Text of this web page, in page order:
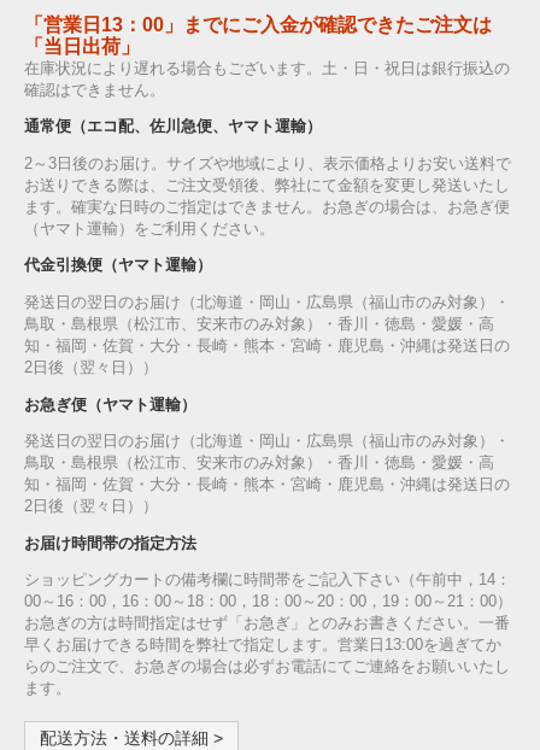
「営業日13：00」までにご入金が確認できたご注文は
「当日出荷」
在庫状況により遅れる場合もございます。土・日・祝日は銀行振込の
確認はできません。
通常便（エコ配、佐川急便、ヤマト運輸）
2～3日後のお届け。サイズや地域により、表示価格よりお安い送料で
お送りできる際は、ご注文受領後、弊社にて金額を変更し発送いたし
ます。確実な日時のご指定はできません。お急ぎの場合は、お急ぎ便
（ヤマト運輸）をご利用ください。
代金引換便（ヤマト運輸）
発送日の翌日のお届け（北海道・岡山・広島県（福山市のみ対象）・
鳥取・島根県（松江市、安来市のみ対象）・香川・徳島・愛媛・高
知・福岡・佐賀・大分・長崎・熊本・宮崎・鹿児島・沖縄は発送日の
2日後（翌々日））
お急ぎ便（ヤマト運輸）
発送日の翌日のお届け（北海道・岡山・広島県（福山市のみ対象）・
鳥取・島根県（松江市、安来市のみ対象）・香川・徳島・愛媛・高
知・福岡・佐賀・大分・長崎・熊本・宮崎・鹿児島・沖縄は発送日の
2日後（翌々日））
お届け時間帯の指定方法
ショッピングカートの備考欄に時間帯をご記入下さい（午前中，14：
00～16：00，16：00～18：00，18：00～20：00，19：00～21：00）
お急ぎの方は時間指定はせず「お急ぎ」とのみお書きください。一番
早くお届けできる時間を弊社で指定します。営業日13:00を過ぎてか
らのご注文で、お急ぎの場合は必ずお電話にてご連絡をお願いいたし
ます。
配送方法・送料の詳細 >